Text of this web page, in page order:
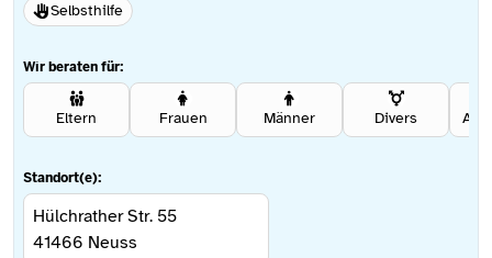
Selbsthilfe
Wir beraten für:
Eltern Frauen Männer Divers
Standort(e):
Hülchrather Str. 55
41466 Neuss